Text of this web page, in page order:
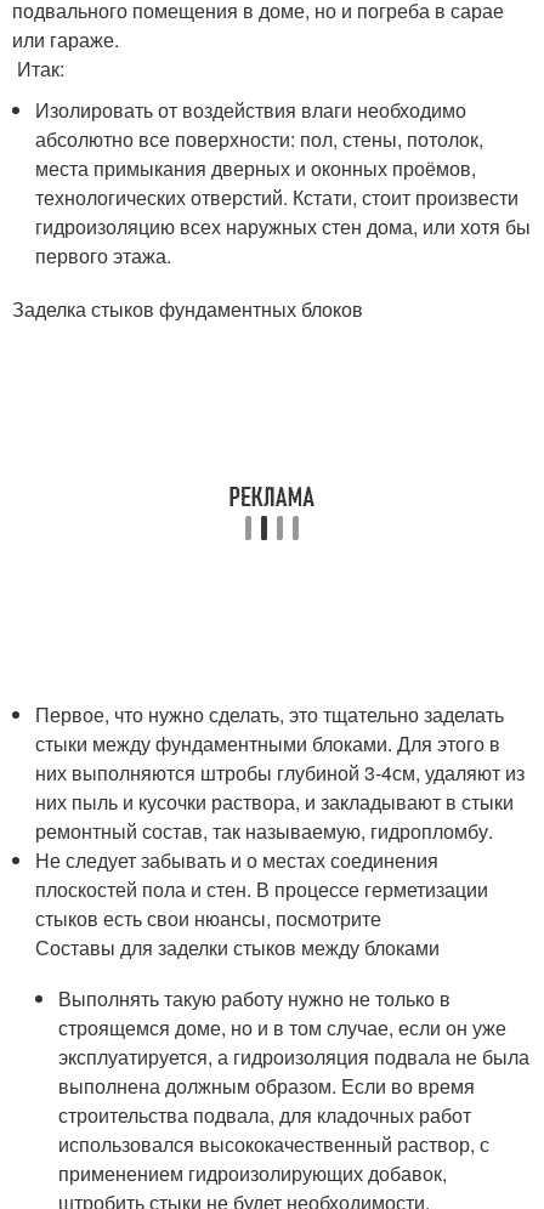
подвального помещения в доме, но и погреба в сарае
или гараже.
Итак:
Изолировать от воздействия влаги необходимо
абсолютно все поверхности: пол, стены, потолок,
места примыкания дверных и оконных проёмов,
технологических отверстий. Кстати, стоит произвести
гидроизоляцию всех наружных стен дома, или хотя бы
первого этажа.
Заделка стыков фундаментных блоков
Первое, что нужно сделать, это тщательно заделать
стыки между фундаментными блоками. Для этого в
них выполняются штробы глубиной 3-4см, удаляют из
них пыль и кусочки раствора, и закладывают в стыки
ремонтный состав, так называемую, гидропломбу.
Не следует забывать и о местах соединения
плоскостей пола и стен. В процессе герметизации
стыков есть свои нюансы, посмотрите
Составы для заделки стыков между блоками
Выполнять такую работу нужно не только в
строящемся доме, но и в том случае, если он уже
эксплуатируется, а гидроизоляция подвала не была
выполнена должным образом. Если во время
строительства подвала, для кладочных работ
использовался высококачественный раствор, с
применением гидроизолирующих добавок,
штробить стыки не будет необходимости.